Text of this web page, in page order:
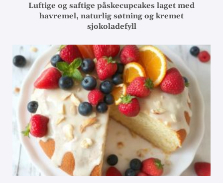
Luftige og saftige påskecupcakes laget med
havremel, naturlig søtning og kremet
sjokoladefyll